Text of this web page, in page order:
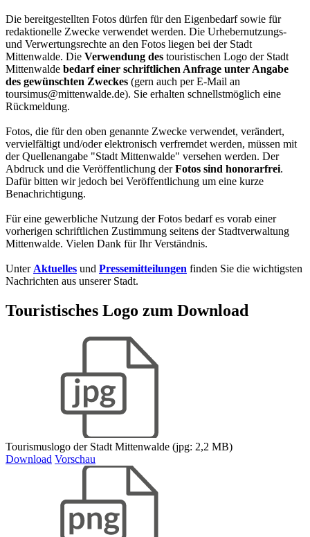
Die bereitgestellten Fotos dürfen für den Eigenbedarf sowie für
redaktionelle Zwecke verwendet werden. Die Urhebernutzungs-
und Verwertungsrechte an den Fotos liegen bei der Stadt
Mittenwalde. Die Verwendung des touristischen Logo der Stadt
Mittenwalde bedarf einer schriftlichen Anfrage unter Angabe
des gewünschten Zweckes (gern auch per E-Mail an
toursimus@mittenwalde.de). Sie erhalten schnellstmöglich eine
Rückmeldung.
Fotos, die für den oben genannte Zwecke verwendet, verändert,
vervielfältigt und/oder elektronisch verfremdet werden, müssen mit
der Quellenangabe "Stadt Mittenwalde" versehen werden. Der
Abdruck und die Veröffentlichung derFotos sind honorarfrei.
Dafür bitten wir jedoch bei Veröffentlichung um eine kurze
Benachrichtigung.
Für eine gewerbliche Nutzung der Fotos bedarf es vorab einer
vorherigen schriftlichen Zustimmung seitens der Stadtverwaltung
Mittenwalde. Vielen Dank für Ihr Verständnis.
Unter Aktuelles und Pressemitteilungen finden Sie die wichtigsten
Nachrichten aus unserer Stadt.
Touristisches Logo zum Download
Tourismuslogo der Stadt Mittenwalde (jpg: 2,2 MB)
Download Vorschau